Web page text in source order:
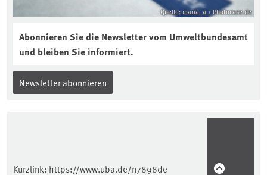
Quelle: maria_a / Photocase.de
Abonnieren Sie die Newsletter vom Umweltbundesamt
und bleiben Sie informiert.
Newsletter abonnieren
Kurzlink: https://www.uba.de/n7898de